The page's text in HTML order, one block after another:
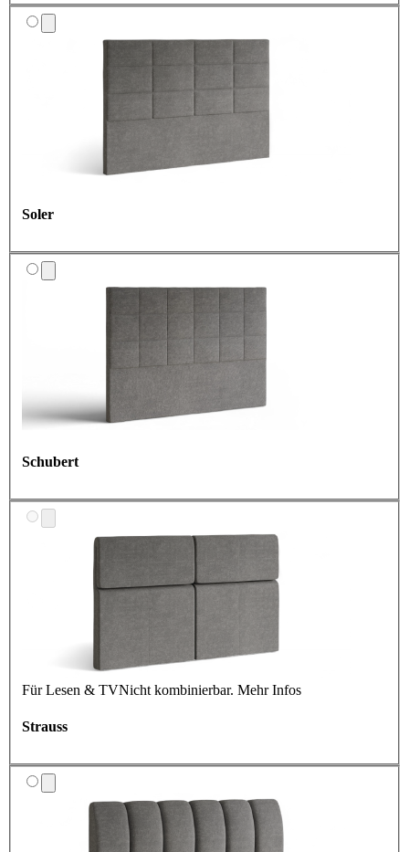
Soler
Schubert
Für Lesen & TVNicht kombinierbar. Mehr Infos
Strauss